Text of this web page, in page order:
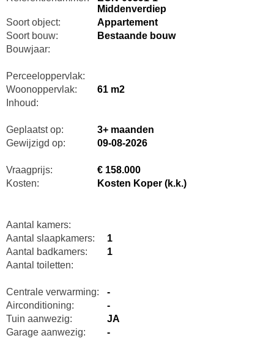
Middenverdiep
Soort object:
Appartement
Soort bouw:
Bestaande bouw
Bouwjaar:
Perceeloppervlak:
Woonoppervlak:
61 m2
Inhoud:
Geplaatst op:
3+ maanden
Gewijzigd op:
09-08-2026
Vraagprijs:
€ 158.000
Kosten:
Kosten Koper (k.k.)
Aantal kamers:
Aantal slaapkamers:
1
Aantal badkamers:
1
Aantal toiletten:
Centrale verwarming:
-
Airconditioning:
-
Tuin aanwezig:
JA
Garage aanwezig:
-